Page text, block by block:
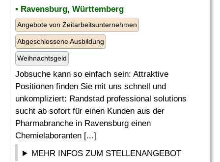
• Ravensburg, Württemberg
Angebote von Zeitarbeitsunternehmen
Abgeschlossene Ausbildung
Weihnachtsgeld
Jobsuche kann so einfach sein: Attraktive
Positionen finden Sie mit uns schnell und
unkompliziert: Randstad professional solutions
sucht ab sofort für einen Kunden aus der
Pharmabranche in Ravensburg einen
Chemielaboranten [...]
MEHR INFOS ZUM STELLENANGEBOT